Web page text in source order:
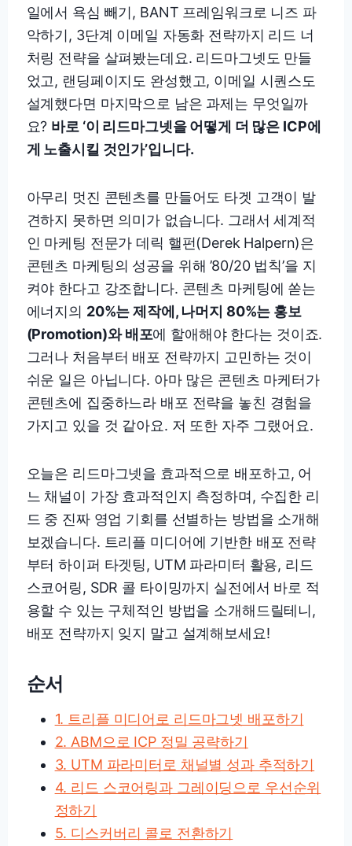
일에서 욕심 빼기, BANT 프레임워크로 니즈 파
악하기, 3단계 이메일 자동화 전략까지 리드 너
처링 전략을 살펴봤는데요. 리드마그넷도 만들
었고, 랜딩페이지도 완성했고, 이메일 시퀀스도
설계했다면 마지막으로 남은 과제는 무엇일까
요? 바로 ‘이 리드마그넷을 어떻게 더 많은 ICP에
게 노출시킬 것인가’입니다.
아무리 멋진 콘텐츠를 만들어도 타겟 고객이 발
견하지 못하면 의미가 없습니다. 그래서 세계적
인 마케팅 전문가 데릭 핼펀(Derek Halpern)은
콘텐츠 마케팅의 성공을 위해 ’80/20 법칙’을 지
켜야 한다고 강조합니다. 콘텐츠 마케팅에 쏟는
에너지의 20%는 제작에, 나머지 80%는 홍보
(Promotion)와 배포에 할애해야 한다는 것이죠.
그러나 처음부터 배포 전략까지 고민하는 것이
쉬운 일은 아닙니다. 아마 많은 콘텐츠 마케터가
콘텐츠에 집중하느라 배포 전략을 놓친 경험을
가지고 있을 것 같아요. 저 또한 자주 그랬어요.
오늘은 리드마그넷을 효과적으로 배포하고, 어
느 채널이 가장 효과적인지 측정하며, 수집한 리
드 중 진짜 영업 기회를 선별하는 방법을 소개해
보겠습니다. 트리플 미디어에 기반한 배포 전략
부터 하이퍼 타겟팅, UTM 파라미터 활용, 리드
스코어링, SDR 콜 타이밍까지 실전에서 바로 적
용할 수 있는 구체적인 방법을 소개해드릴테니,
배포 전략까지 잊지 말고 설계해보세요!
순서
1. 트리플 미디어로 리드마그넷 배포하기
2. ABM으로 ICP 정밀 공략하기
3. UTM 파라미터로 채널별 성과 추적하기
4. 리드 스코어링과 그레이딩으로 우선순위
정하기
5. 디스커버리 콜로 전환하기